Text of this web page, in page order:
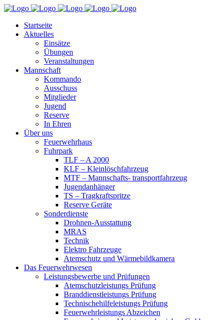
Startseite
Aktuelles
Einsätze
Übungen
Veranstaltungen
Mannschaft
Kommando
Ausschuss
Mitglieder
Jugend
Reserve
In Ehren
Über uns
Feuerwehrhaus
Fuhrpark
TLF – A 2000
KLF – Kleinlöschfahrzeug
MTF – Mannschafts- transportfahrzeug
Jugendanhänger
TS – Tragkraftspritze
Reserve Geräte
Sonderdienste
Drohnen-Ausstattung
MRAS
Technik
Elektro Fahrzeuge
Atemschutz und Wärmebildkamera
Das Feuerwehrwesen
Leistungsbewerbe und Prüfungen
Atemschutzleistungs Prüfung
Branddienstleistungs Prüfung
Technischehilfeleistungs Prüfung
Feuerwehrleistungs Abzeichen